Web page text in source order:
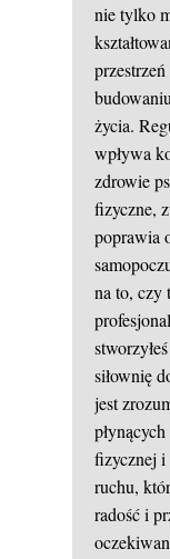
nie tylko
życia.
wpływa
zdrowie
fizyczne,
poprawia
na to, czy
siłownię
jest
fizycznej i
ruchu,
radość i